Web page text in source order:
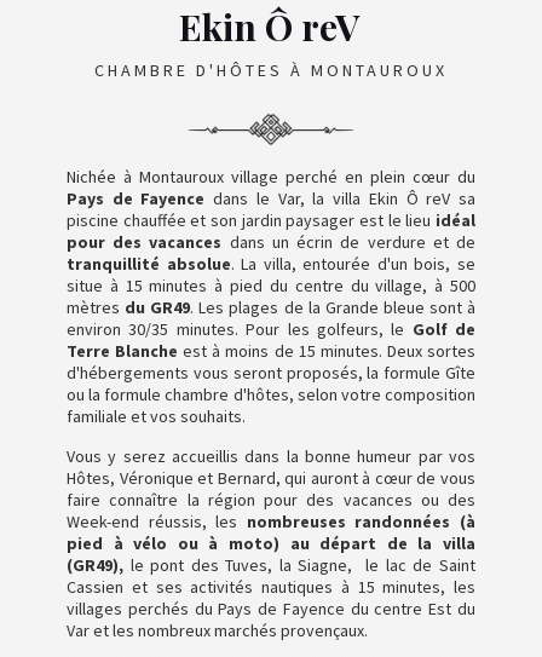
Ekin Ô reV
CHAMBRE D'HÔTES À MONTAUROUX
Nichée à Montauroux village perché en plein cœur du
Pays de Fayence dans le Var, la villa Ekin Ô reV sa
piscine chauffée et son jardin paysager est le lieu idéal
pour des vacances dans un écrin de verdure et de
tranquillité absolue. La villa, entourée d'un bois, se
situe à 15 minutes à pied du centre du village, à 500
mètres du GR49. Les plages de la Grande bleue sont à
environ 30/35 minutes. Pour les golfeurs, le Golf de
Terre Blanche est à moins de 15 minutes. Deux sortes
d'hébergements vous seront proposés, la formule Gîte
ou la formule chambre d'hôtes, selon votre composition
familiale et vos souhaits.
Vous y serez accueillis dans la bonne humeur par vos
Hôtes, Véronique et Bernard, qui auront à cœur de vous
faire connaître la région pour des vacances ou des
Week-end réussis, les nombreuses randonnées (à
pied à vélo ou à moto) au départ de la villa
(GR49), le pont des Tuves, la Siagne, le lac de Saint
Cassien et ses activités nautiques à 15 minutes, les
villages perchés du Pays de Fayence du centre Est du
Var et les nombreux marchés provençaux.